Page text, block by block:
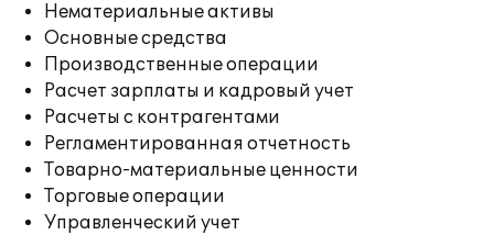
Нематериальные активы
Основные средства
Производственные операции
Расчет зарплаты и кадровый учет
Расчеты с контрагентами
Регламентированная отчетность
Товарно-материальные ценности
Торговые операции
Управленческий учет